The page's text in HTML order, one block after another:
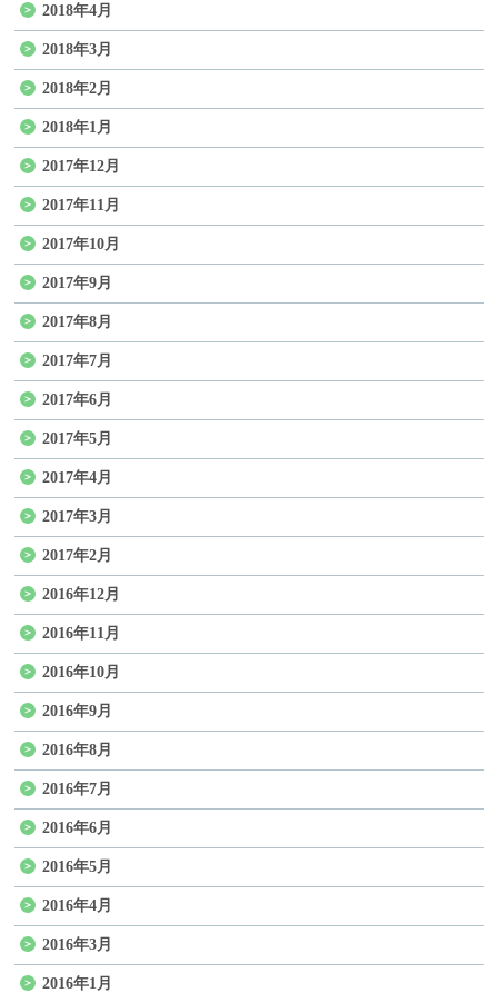
2018年4月
2018年3月
2018年2月
2018年1月
2017年12月
2017年11月
2017年10月
2017年9月
2017年8月
2017年7月
2017年6月
2017年5月
2017年4月
2017年3月
2017年2月
2016年12月
2016年11月
2016年10月
2016年9月
2016年8月
2016年7月
2016年6月
2016年5月
2016年4月
2016年3月
2016年1月